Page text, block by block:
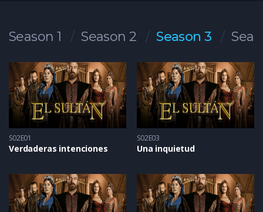
Season 1 Season 2 Season 3
S02E01
Verdaderas intenciones
S02E03
Una inquietud